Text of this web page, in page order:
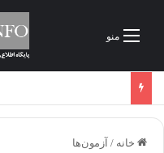
منو
خانه / آزمون‌ها